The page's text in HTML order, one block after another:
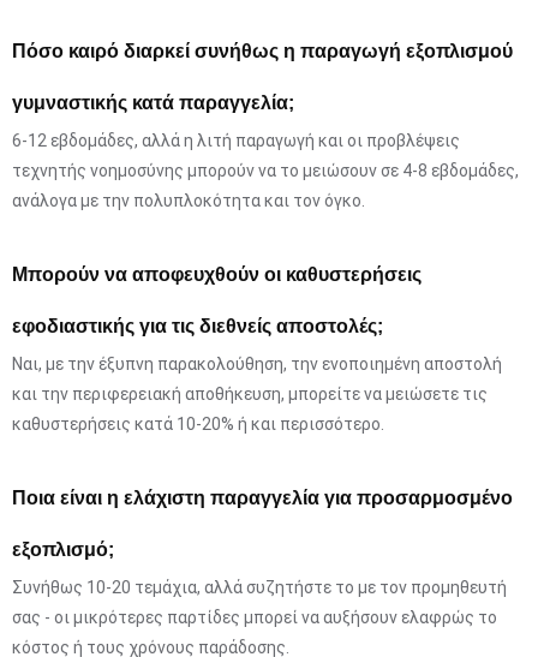
Πόσο καιρό διαρκεί συνήθως η παραγωγή εξοπλισμού
γυμναστικής κατά παραγγελία;
6-12 εβδομάδες, αλλά η λιτή παραγωγή και οι προβλέψεις
τεχνητής νοημοσύνης μπορούν να το μειώσουν σε 4-8 εβδομάδες,
ανάλογα με την πολυπλοκότητα και τον όγκο.
Μπορούν να αποφευχθούν οι καθυστερήσεις
εφοδιαστικής για τις διεθνείς αποστολές;
Ναι, με την έξυπνη παρακολούθηση, την ενοποιημένη αποστολή
και την περιφερειακή αποθήκευση, μπορείτε να μειώσετε τις
καθυστερήσεις κατά 10-20% ή και περισσότερο.
Ποια είναι η ελάχιστη παραγγελία για προσαρμοσμένο
εξοπλισμό;
Συνήθως 10-20 τεμάχια, αλλά συζητήστε το με τον προμηθευτή
σας - οι μικρότερες παρτίδες μπορεί να αυξήσουν ελαφρώς το
κόστος ή τους χρόνους παράδοσης.